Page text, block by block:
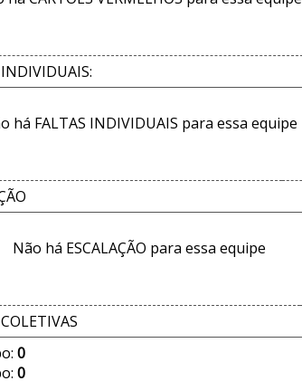
há FALTAS INDIVIDUAIS para essa equipe
Não há ESCALAÇÃO para essa equipe
0
0